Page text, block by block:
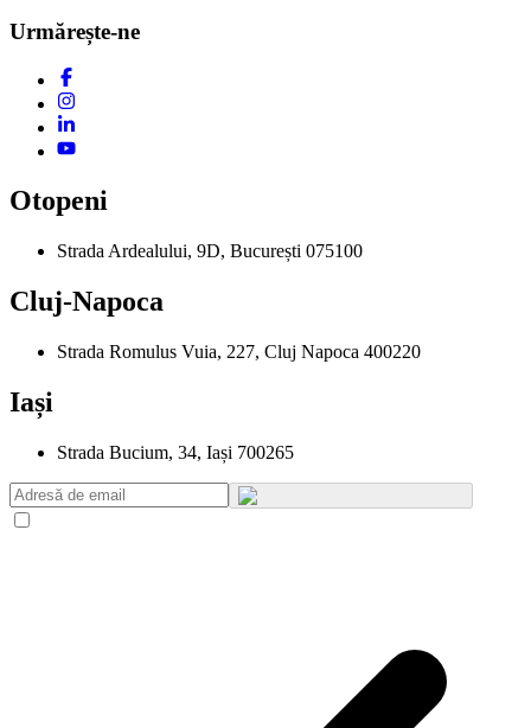
Urmărește-ne
Otopeni
Strada Ardealului, 9D, București 075100
Cluj-Napoca
Strada Romulus Vuia, 227, Cluj Napoca 400220
Iași
Strada Bucium, 34, Iași 700265